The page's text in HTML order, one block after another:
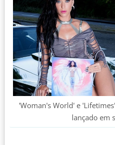
'Woman's World' e
lançado em